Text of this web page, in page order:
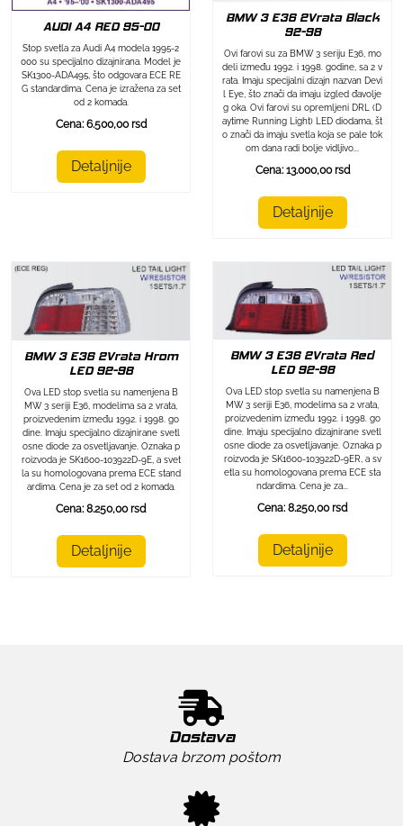
AUDI A4 RED 95-00
Stop svetla za Audi A4 modela 1995-2
000 su specijalno dizajnirana. Model je
SK1300-ADA495, što odgovara ECE RE
G standardima. Cena je izražena za set
od 2 komada.
Cena: 6.500,00 rsd
Detaljnije
BMW 3 E36 2Vrata Black
92-98
Ovi farovi su za BMW 3 seriju E36, mo
deli između 1992. i 1998. godine, sa 2 v
rata. Imaju specijalni dizajn nazvan Devi
l Eye, što znači da imaju izgled đavolje
g oka. Ovi farovi su opremljeni DRL (D
aytime Running Light) LED diodama, št
o znači da imaju svetla koja se pale tok
om dana radi bolje vidljivo...
Cena: 13.000,00 rsd
Detaljnije
BMW 3 E36 2Vrata Hrom
LED 92-98
Ova LED stop svetla su namenjena B
MW 3 seriji E36, modelima sa 2 vrata,
proizvedenim između 1992. i 1998. go
dine. Imaju specijalno dizajnirane svetl
osne diode za osvetljavanje. Oznaka p
roizvoda je SK1600-103922D-9E, a svet
la su homologovana prema ECE stand
ardima. Cena je za set od 2 komada.
Cena: 8.250,00 rsd
Detaljnije
BMW 3 E36 2Vrata Red
LED 92-98
Ova LED stop svetla su namenjena B
MW 3 seriji E36, modelima sa 2 vrata,
proizvedenim između 1992. i 1998. go
dine. Imaju specijalno dizajnirane svetl
osne diode za osvetljavanje. Oznaka p
roizvoda je SK1600-103922D-9ER, a sv
etla su homologovana prema ECE sta
ndardima. Cena je za...
Cena: 8.250,00 rsd
Detaljnije
Dostava
Dostava brzom poštom